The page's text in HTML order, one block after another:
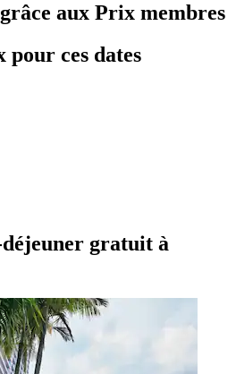
aux Prix membres
pour ces dates
gratuit à